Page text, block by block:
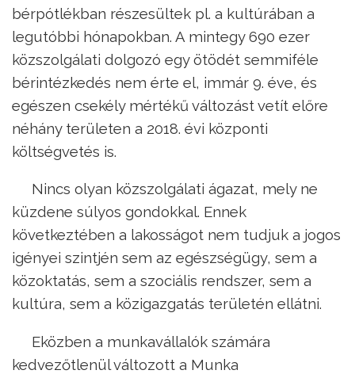
bérpótlékban részesültek pl. a kultúrában a
legutóbbi hónapokban. A mintegy 690 ezer
közszolgálati dolgozó egy ötödét semmiféle
bérintézkedés nem érte el, immár 9. éve, és
egészen csekély mértékű változást vetít előre
néhány területen a 2018. évi központi
költségvetés is.
Nincs olyan közszolgálati ágazat, mely ne
küzdene súlyos gondokkal. Ennek
következtében a lakosságot nem tudjuk a jogos
igényei szintjén sem az egészségügy, sem a
közoktatás, sem a szociális rendszer, sem a
kultúra, sem a közigazgatás területén ellátni.
Eközben a munkavállalók számára
kedvezőtlenül változott a Munka